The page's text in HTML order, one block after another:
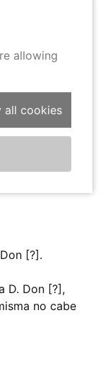
Judicial.
de
planteada,
por la
Seguridad
del Defensor
Navarra
[?].
D. Don [?],
no cabe
allowing
all cookies